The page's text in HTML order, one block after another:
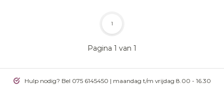
Pagina 1 van 1
1
Hulp nodig? Bel 075 6145450 | maandag t/m vrijdag 8.00 - 16.30